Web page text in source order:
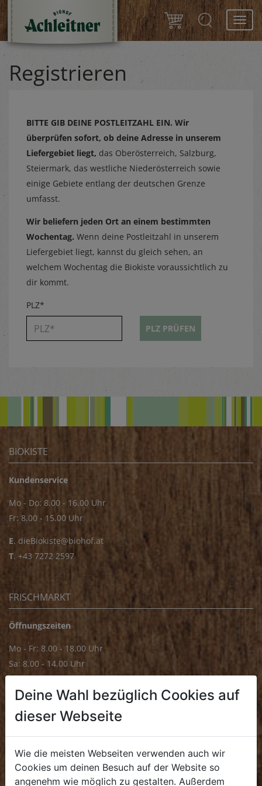
Registrieren
BITTE GIB DEINE POSTLEITZAHL EIN. Wir
überprüfen sofort, ob deine Adresse in unserem
Liefergebiet liegt, das Oberösterreich, Salzburg,
Steiermark, das westliche Niederösterreich sowie
einige Gebiete entlang der deutschen Grenze
umfasst.
Wir beliefern jeden Ort an einem bestimmten
Wochentag. Wenn deine Postleitzahl in unserem
Liefergebiet liegt, kannst du gleich sehen, an
welchem Wochentag die Biokiste voraussichtlich zu
dir kommt.
PLZ*
PLZ PRÜFEN
BIOKISTE
Kundenservice
Mo - Do: 8.00 - 16.00 Uhr
Fr: 8.00 - 15.00 Uhr
E. dieBiokiste@biohof.at
T. +43 7272 2597
FRISCHMARKT
Öffnungszeiten
Mo - Fr: 8.00 - 18.00 Uhr
Sa: 8.00 - 14.00 Uhr
Mo - Fr: 8.00 - 16.00 Uhr
. +43 7272 4859 70
Deine Wahl bezüglich Cookies auf
dieser Webseite
Wie die meisten Webseiten verwenden auch wir
Cookies um deinen Besuch auf der Website so
angenehm wie möglich zu gestalten. Außerdem